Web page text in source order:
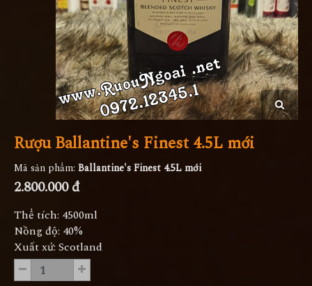
Rượu Ballantine's Finest 4.5L mới
Mã sản phẩm: Ballantine's Finest 4.5L mới
2.800.000 đ
Thể tích: 4500ml
Nồng độ: 40%
Xuất xứ: Scotland